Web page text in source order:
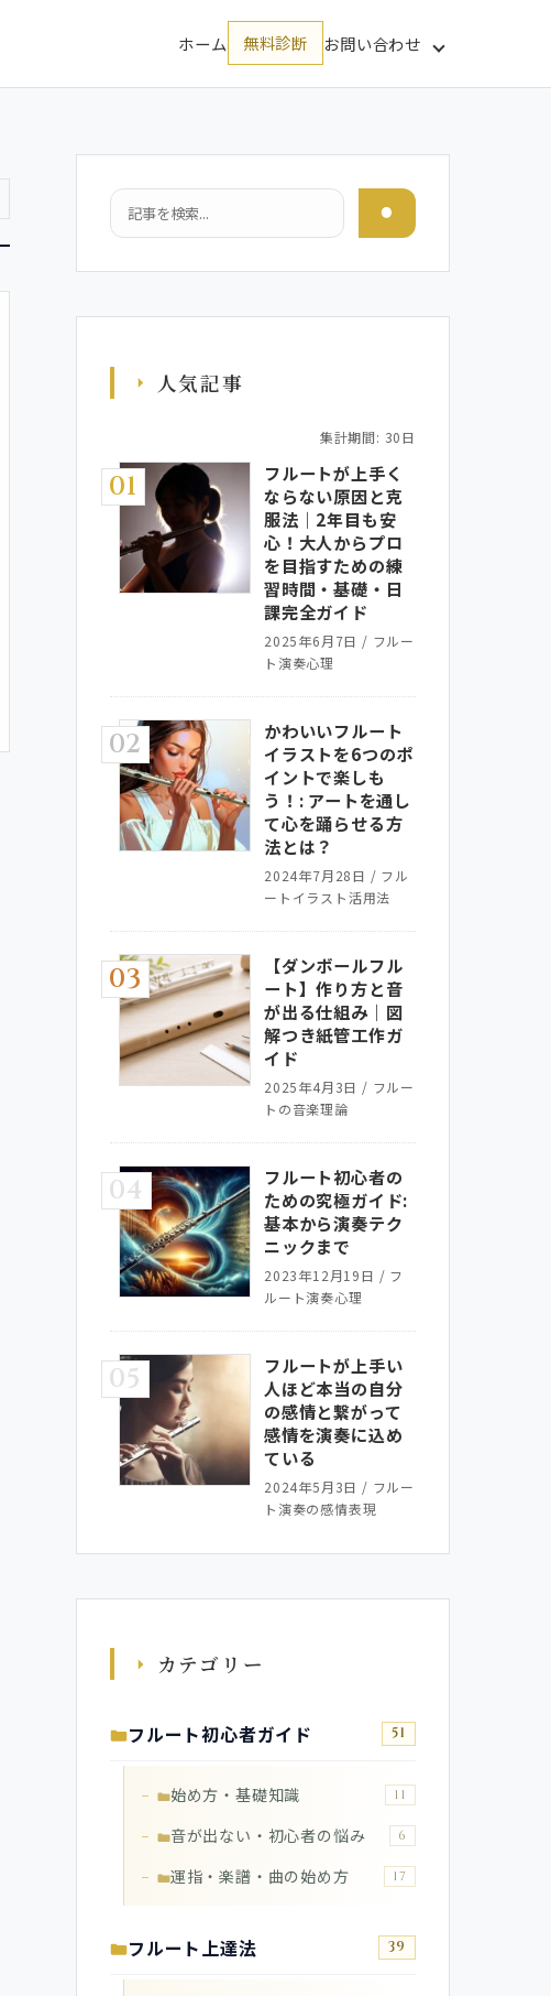
ホーム 無料診断 お問い合わせ
検索
人気記事
集計期間: 30日
01
フルートが上手く
ならない原因と克
服法｜2年目も安
心！大人からプロ
を目指すための練
習時間・基礎・日
課完全ガイド
2025年6月7日 / フルー
ト演奏心理
02
かわいいフルート
イラストを6つのポ
イントで楽しも
う！: アートを通し
て心を踊らせる方
法とは？
2024年7月28日 / フル
ートイラスト活用法
03
【ダンボールフル
ート】作り方と音
が出る仕組み｜図
解つき紙管工作ガ
イド
2025年4月3日 / フルー
トの音楽理論
04
フルート初心者の
ための究極ガイド:
基本から演奏テク
ニックまで
2023年12月19日 / フ
ルート演奏心理
05
フルートが上手い
人ほど本当の自分
の感情と繋がって
感情を演奏に込め
ている
2024年5月3日 / フルー
ト演奏の感情表現
カテゴリー
フルート初心者ガイド 51
始め方・基礎知識 11
音が出ない・初心者の悩み 6
運指・楽譜・曲の始め方 17
フルート上達法 39